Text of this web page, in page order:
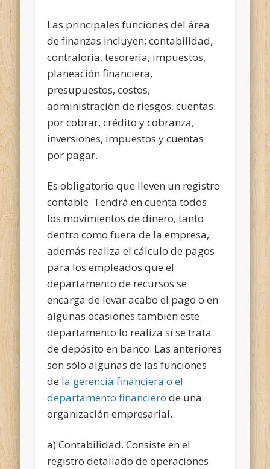
Las principales funciones del área
de finanzas incluyen: contabilidad,
contraloría, tesorería, impuestos,
planeación financiera,
presupuestos, costos,
administración de riesgos, cuentas
por cobrar, crédito y cobranza,
inversiones, impuestos y cuentas
por pagar.
Es obligatorio que lleven un registro
contable. Tendrá en cuenta todos
los movimientos de dinero, tanto
dentro como fuera de la empresa,
además realiza el cálculo de pagos
para los empleados que el
departamento de recursos se
encarga de levar acabo el pago o en
algunas ocasiones también este
departamento lo realiza sí se trata
de depósito en banco. Las anteriores
son sólo algunas de las funciones
de la gerencia financiera o el
departamento financiero de una
organización empresarial.
a) Contabilidad. Consiste en el
registro detallado de operaciones